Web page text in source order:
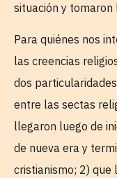
situación y tomaron
Para quiénes nos
las creencias
dos
entre las sectas
llegaron luego de
de nueva era y
cristianismo; 2) que